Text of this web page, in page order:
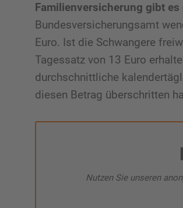
Familienversicherung gibt
Bundesversicherungsamt
Euro. Ist die Schwangere
Tagessatz von 13 Euro
durchschnittliche
diesen Betrag überschritten
Nutzen Sie unseren